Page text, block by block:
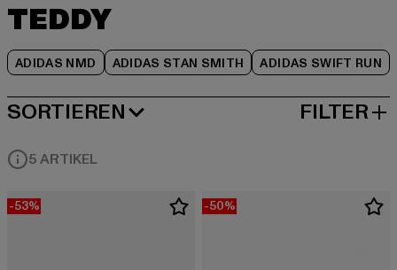
TEDDY
ADIDAS NMD ADIDAS STAN SMITH ADIDAS SWIFT RUN
SORTIEREN
BELIEBTESTE FILTER
5 ARTIKEL
-53% -50%